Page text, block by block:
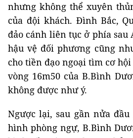
nhưng không thể xuyên
của đội khách. Đình Bắc,
đảo cánh liên tục ở phía
hậu vệ đối phương cũng
cho tiền đạo ngoại tìm cơ
vòng 16m50 của B.Bình
không được như ý.
Ngược lại, sau gần nửa
hình phòng ngự, B.Bình